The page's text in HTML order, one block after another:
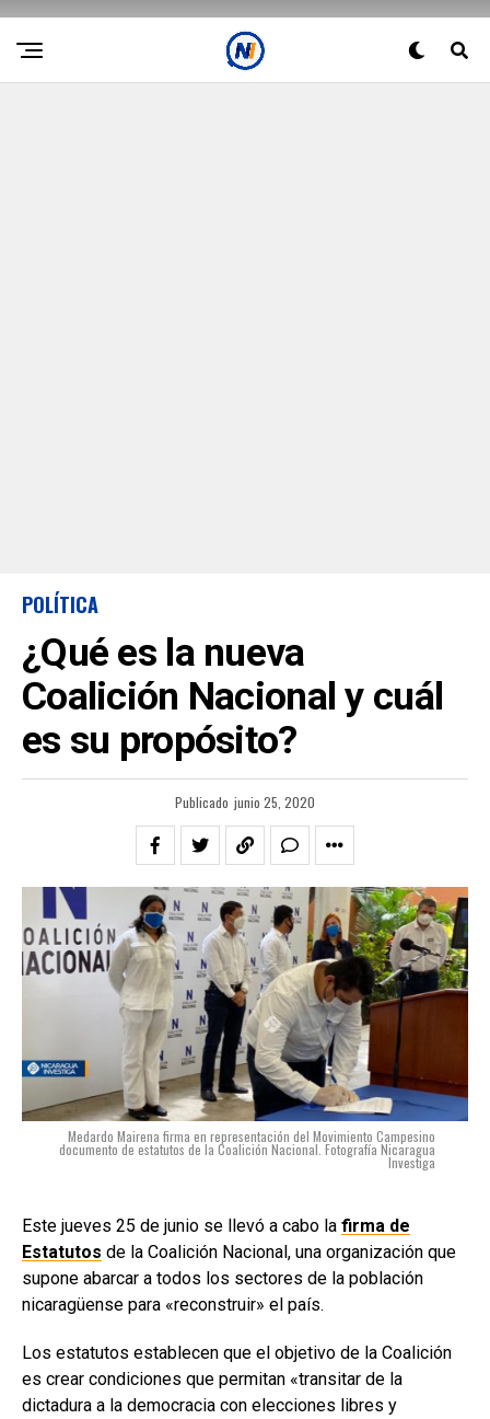
POLÍTICA
¿Qué es la nueva
Coalición Nacional y cuál
es su propósito?
Publicado junio 25, 2020
Medardo Mairena firma en representación del Movimiento Campesino
documento de estatutos de la Coalición Nacional. Fotografía Nicaragua
Investiga
Este jueves 25 de junio se llevó a cabo la firma de
Estatutos de la Coalición Nacional, una organización que
supone abarcar a todos los sectores de la población
nicaragüense para «reconstruir» el país.
Los estatutos establecen que el objetivo de la Coalición
es crear condiciones que permitan «transitar de la
dictadura a la democracia con elecciones libres y